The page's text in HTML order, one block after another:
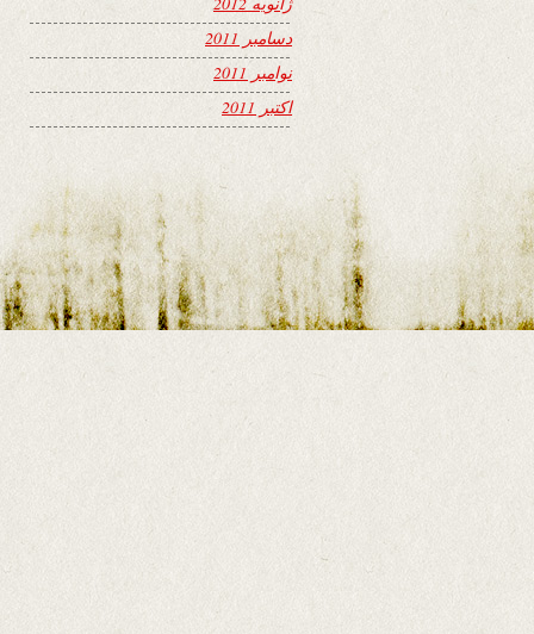
دسامبر 2011
نوامبر 2011
اکتبر 2011